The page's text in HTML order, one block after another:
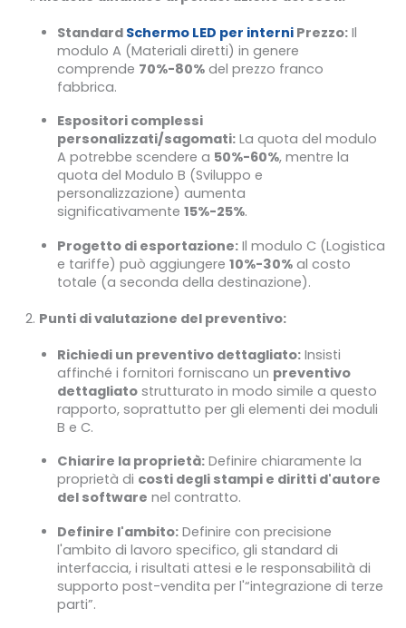
Standard Schermo LED per interniPrezzo:Il
modulo A (Materiali diretti) in genere
comprende 70%-80%del prezzo franco
fabbrica.
Espositori complessi
personalizzati/sagomati:La quota del modulo
A potrebbe scendere a 50%-60%, mentre la
quota del Modulo B (Sviluppo e
personalizzazione) aumenta
significativamente 15%-25%.
Progetto di esportazione:Il modulo C (Logistica
e tariffe) può aggiungere 10%-30%al costo
totale (a seconda della destinazione).
Punti di valutazione del preventivo:
Richiedi un preventivo dettagliato:Insisti
affinché i fornitori forniscano un preventivo
dettagliatostrutturato in modo simile a questo
rapporto, soprattutto per gli elementi dei moduli
B e C.
Chiarire la proprietà:Definire chiaramente la
proprietà di costi degli stampi e diritti d'autore
del software nel contratto.
Definire l'ambito:Definire con precisione
l'ambito di lavoro specifico, gli standard di
interfaccia, i risultati attesi e le responsabilità di
supporto post-vendita per l'“integrazione di terze
parti”.